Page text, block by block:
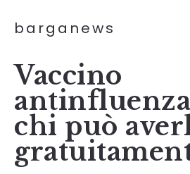
barganews
Vaccino
chi può